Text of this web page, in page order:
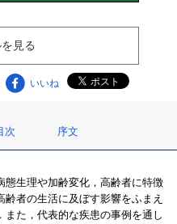
見る
いいね
次 序文
態生理や加齢変化，高齢者に特徴
者の生活に及ぼす影響をふまえ
た，代表的な疾患の事例を通し